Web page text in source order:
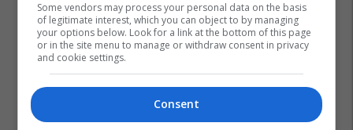
Some vendors may process your personal data on the basis
of legitimate interest, which you can object to by managing
your options below. Look for a link at the bottom of this page
or in the site menu to manage or withdraw consent in privacy
and cookie settings.
Consent